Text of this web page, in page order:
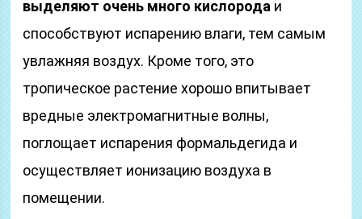
выделяют очень много кислорода и
способствуют испарению влаги, тем самым
увлажняя воздух. Кроме того, это
тропическое растение хорошо впитывает
вредные электромагнитные волны,
поглощает испарения формальдегида и
осуществляет ионизацию воздуха в
помещении.